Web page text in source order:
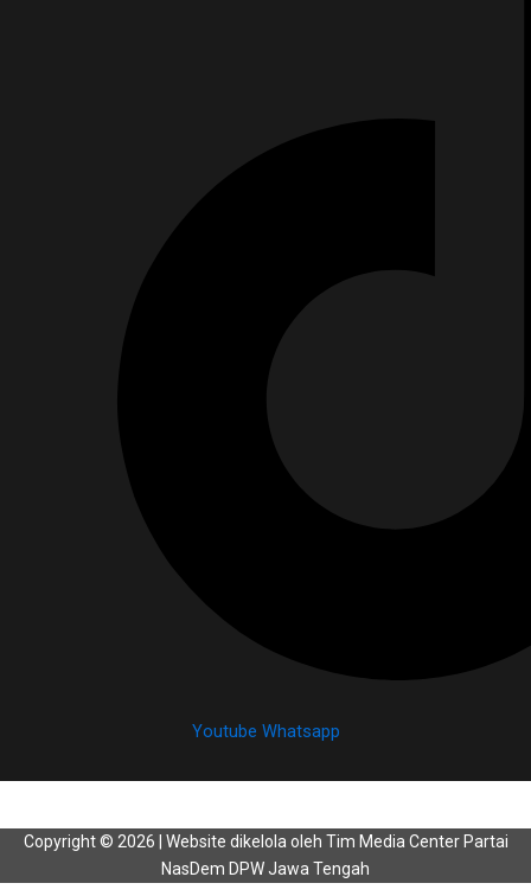
Youtube Whatsapp
Copyright © 2026 | Website dikelola oleh Tim Media Center Partai
NasDem DPW Jawa Tengah